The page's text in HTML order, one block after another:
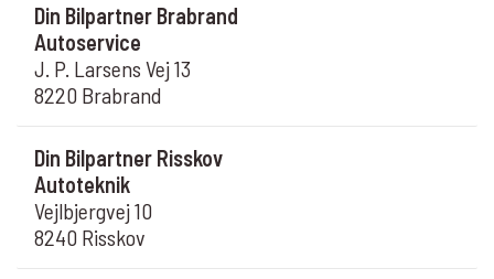
Din Bilpartner Brabrand
Autoservice
J. P. Larsens Vej 13
8220 Brabrand
Din Bilpartner Risskov
Autoteknik
Vejlbjergvej 10
8240 Risskov